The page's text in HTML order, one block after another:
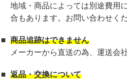
地域・商品によっては別途費用
合もあります。お問い合わせくだ
■ 商品追跡はできません
メーカーから直送の為、運送会
■ 返品・交換について